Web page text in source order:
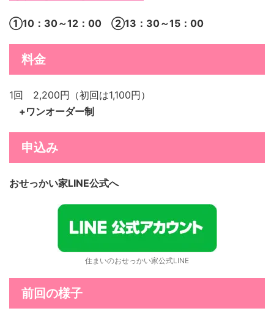
①10：30～12：00 ②13：30～15：00
料金
1回 2,200円（初回は1,100円）
+ワンオーダー制
申込み
おせっかい家LINE公式へ
住まいのおせっかい家公式LINE
前回の様子